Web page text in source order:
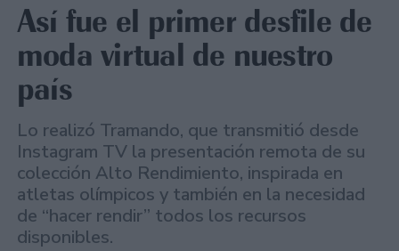
Así fue el primer desfile de
moda virtual de nuestro
país
Lo realizó Tramando, que transmitió desde
Instagram TV la presentación remota de su
colección Alto Rendimiento, inspirada en
atletas olímpicos y también en la necesidad
de “hacer rendir” todos los recursos
disponibles.